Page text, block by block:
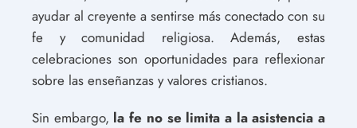
ayudar al creyente a sentirse más conectado con su
fe y comunidad religiosa. Además, estas
celebraciones son oportunidades para reflexionar
sobre las enseñanzas y valores cristianos.
Sin embargo, la fe no se limita a la asistencia a